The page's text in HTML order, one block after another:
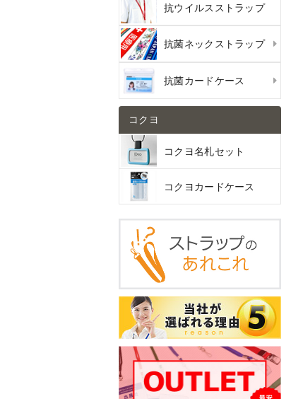
抗ウイルスストラップ
抗菌ネックストラップ
抗菌カードケース
コクヨ
コクヨ名札セット
コクヨカードケース